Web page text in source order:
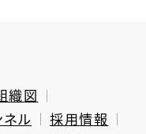
織図
ネル
採用情報